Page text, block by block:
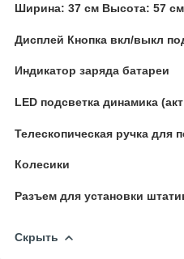
Ширина: 37 см Высота: 57
Дисплей Кнопка вкл/выкл
Индикатор заряда батареи
LЕD подсветка динамика
Телескопическая ручка для
Колесики
Разъем для установки
Скрыть